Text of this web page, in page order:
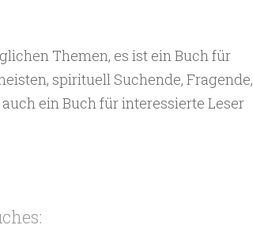
Themen, es ist ein Buch für
spirituell Suchende, Fragende,
ein Buch für interessierte Leser